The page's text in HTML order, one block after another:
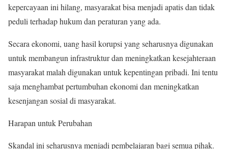
kepercayaan ini hilang, masyarakat bisa menjadi apatis dan tidak
peduli terhadap hukum dan peraturan yang ada.
Secara ekonomi, uang hasil korupsi yang seharusnya digunakan
untuk membangun infrastruktur dan meningkatkan kesejahteraan
masyarakat malah digunakan untuk kepentingan pribadi. Ini tentu
saja menghambat pertumbuhan ekonomi dan meningkatkan
kesenjangan sosial di masyarakat.
Harapan untuk Perubahan
Skandal ini seharusnya menjadi pembelajaran bagi semua pihak.